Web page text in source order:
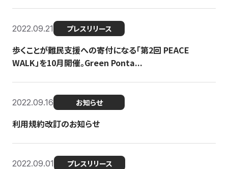
2022.09.21 プレスリリース
歩くことが難民支援への寄付になる「第2回 PEACE
WALK」を10月開催。Green Ponta...
2022.09.16 お知らせ
利用規約改訂のお知らせ
2022.09.01 プレスリリース